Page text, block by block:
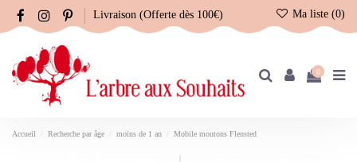
Livraison (Offerte dès 100€) Ma liste (0)
0
Accueil Recherche par âge moins de 1 an Mobile moutons Flensted